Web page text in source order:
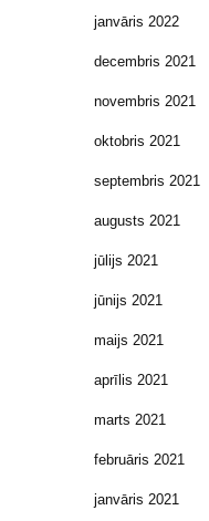
janvāris 2022
decembris 2021
novembris 2021
oktobris 2021
septembris 2021
augusts 2021
jūlijs 2021
jūnijs 2021
maijs 2021
aprīlis 2021
marts 2021
februāris 2021
janvāris 2021